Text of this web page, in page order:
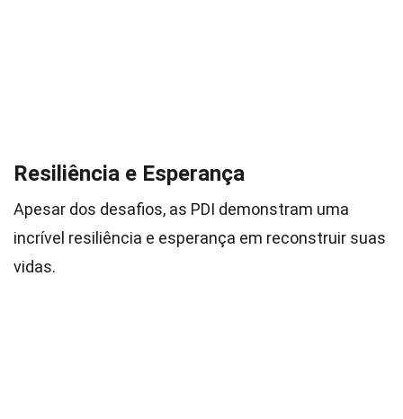
Resiliência e Esperança
Apesar dos desafios, as PDI demonstram uma
incrível resiliência e esperança em reconstruir suas
vidas.